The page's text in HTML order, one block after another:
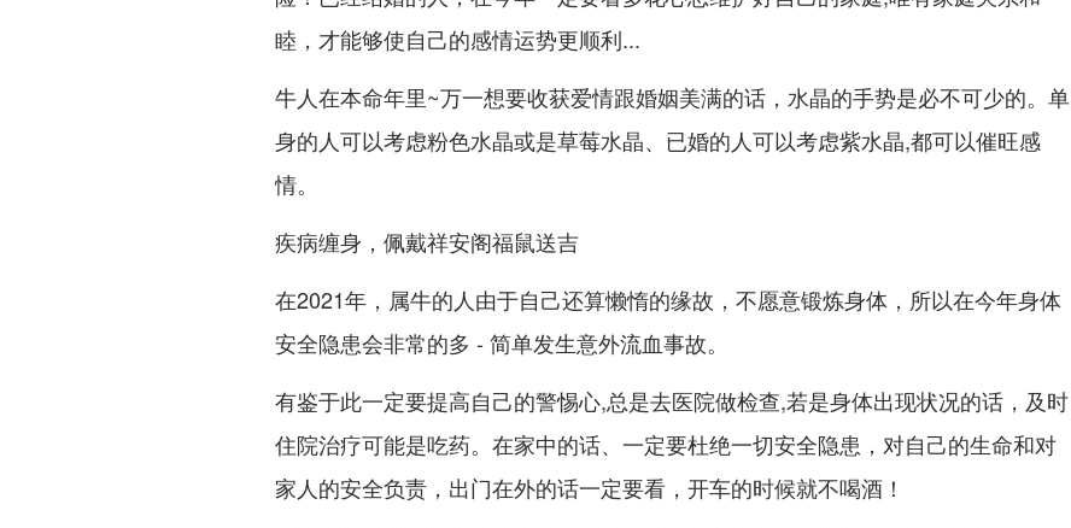
睦，才能够使自己的感情运势更顺利...
牛人在本命年里~万一想要收获爱情跟婚姻美满的话，水晶的手势是必不可少的。单
身的人可以考虑粉色水晶或是草莓水晶、已婚的人可以考虑紫水晶,都可以催旺感
情。
疾病缠身，佩戴祥安阁福鼠送吉
在2021年，属牛的人由于自己还算懒惰的缘故，不愿意锻炼身体，所以在今年身体
安全隐患会非常的多 - 简单发生意外流血事故。
有鉴于此一定要提高自己的警惕心,总是去医院做检查,若是身体出现状况的话，及时
住院治疗可能是吃药。在家中的话、一定要杜绝一切安全隐患，对自己的生命和对
家人的安全负责，出门在外的话一定要看，开车的时候就不喝酒！